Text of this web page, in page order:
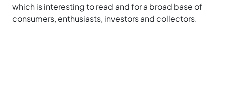
which is interesting to read and for a broad base of
consumers, enthusiasts, investors and collectors.